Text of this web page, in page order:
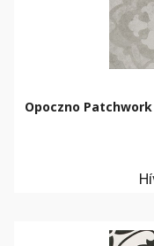
Opoczno